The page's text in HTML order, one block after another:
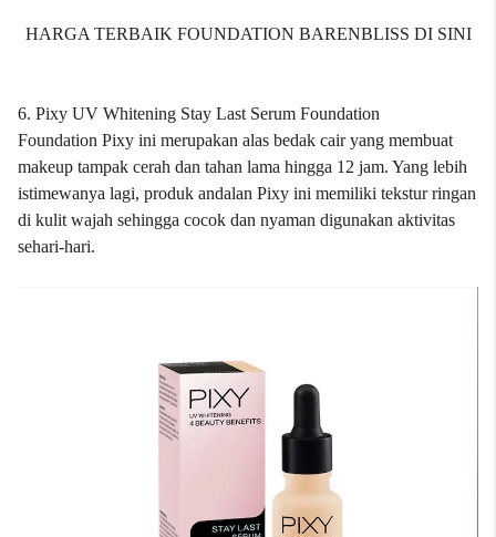
HARGA TERBAIK FOUNDATION BARENBLISS DI SINI
6. Pixy UV Whitening Stay Last Serum Foundation
Foundation Pixy ini merupakan alas bedak cair yang membuat
makeup tampak cerah dan tahan lama hingga 12 jam. Yang lebih
istimewanya lagi, produk andalan Pixy ini memiliki tekstur ringan
di kulit wajah sehingga cocok dan nyaman digunakan aktivitas
sehari-hari.